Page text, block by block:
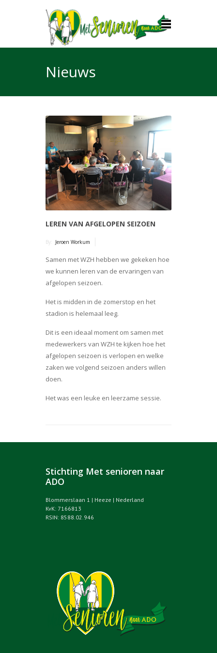
Nieuws
LEREN VAN AFGELOPEN SEIZOEN
By: Jeroen Workum
Samen met WZH hebben we gekeken hoe
we kunnen leren van de ervaringen van
afgelopen seizoen.
Het is midden in de zomerstop en het
stadion is helemaal leeg.
Dit is een ideaal moment om samen met
medewerkers van WZH te kijken hoe het
afgelopen seizoen is verlopen en welke
zaken we volgend seizoen anders willen
doen.
Het was een leuke en leerzame sessie.
Stichting Met senioren naar
ADO
Blommerslaan 1 | Heeze | Nederland
KvK: 7166813
RSIN: 8588.02.946